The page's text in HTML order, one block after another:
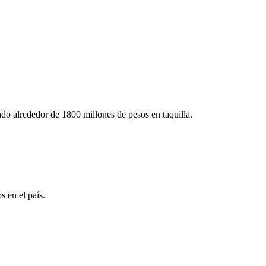
alrededor de 1800 millones de pesos en taquilla.
en el país.